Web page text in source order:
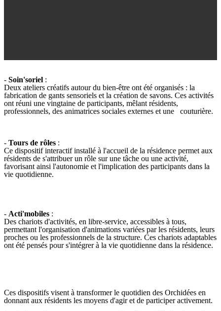
- Soin'soriel :
Deux ateliers créatifs autour du bien-être ont été organisés : la
fabrication de gants sensoriels et la création de savons. Ces activités
ont réuni une vingtaine de participants, mêlant résidents,
professionnels, des animatrices sociales externes et une couturière.
- Tours de rôles :
Ce dispositif interactif installé à l'accueil de la résidence permet aux
résidents de s'attribuer un rôle sur une tâche ou une activité,
favorisant ainsi l'autonomie et l'implication des participants dans la
vie quotidienne.
- Acti'mobiles :
Des chariots d'activités, en libre-service, accessibles à tous,
permettant l'organisation d'animations variées par les résidents, leurs
proches ou les professionnels de la structure. Ces chariots adaptables
ont été pensés pour s'intégrer à la vie quotidienne dans la résidence.
Ces dispositifs visent à transformer le quotidien des Orchidées en
donnant aux résidents les moyens d'agir et de participer activement.